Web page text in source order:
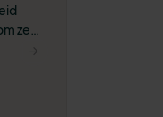
zelf